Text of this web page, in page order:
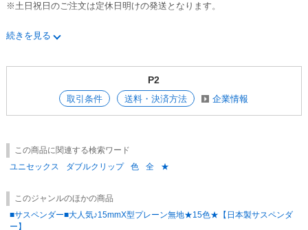
※土日祝日のご注文は定休日明けの発送となります。
■在庫について■
在庫管理には充分な注意をしておりますが、一般卸と在庫を共有しており
システム上での在庫調整の更新に時間がかかり、
ご注文頂いた後に商品完売のご連絡（メール）をさせていただく場合もご
誠に申し訳ございませんが、ご了承のほどよろしくお願い致します。
1点から発送させて頂きます。
ご発注頂ける数量によって掛け率は変更致しますので、お気軽にご相談下
さい。
■返品交換について■
商品到着後、数量および破損品等の検品をお願いいたします。
1週間をすぎました場合返品をお受けできない場合がございますので御了
続きを見る
P2
取引条件 送料・決済方法 企業情報
この商品に関連する検索ワード
ユニセックス
ダブルクリップ 色 全 ★
このジャンルのほかの商品
■サスペンダー■大人気♪15mmX型プレーン無地★15色★【日本製サスペンダ
ー】